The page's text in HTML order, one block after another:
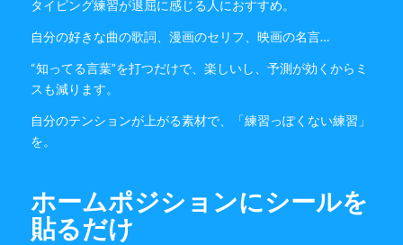
タイピング練習が退屈に感じる人におすすめ。
自分の好きな曲の歌詞、漫画のセリフ、映画の名言…
“知ってる言葉”を打つだけで、楽しいし、予測が効くからミ
スも減ります。
自分のテンションが上がる素材で、「練習っぽくない練習」
を。
ホームポジションにシールを
貼るだけ